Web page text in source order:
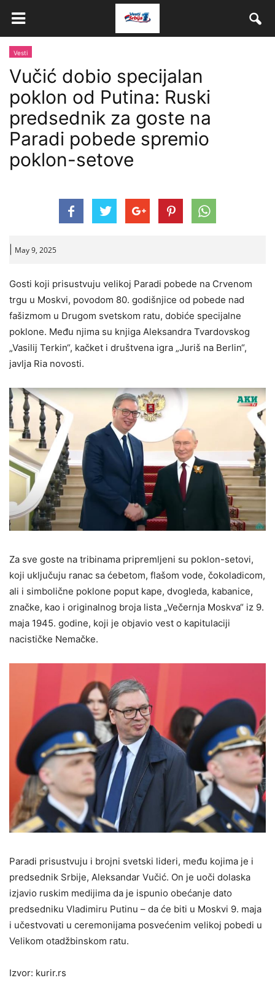
Vesti
Vučić dobio specijalan
poklon od Putina: Ruski
predsednik za goste na
Paradi pobede spremio
poklon-setove
May 9, 2025
Gosti koji prisustvuju velikoj Paradi pobede na Crvenom
trgu u Moskvi, povodom 80. godišnjice od pobede nad
fašizmom u Drugom svetskom ratu, dobiće specijalne
poklone. Među njima su knjiga Aleksandra Tvardovskog
„Vasilij Terkin“, kačket i društvena igra „Juriš na Berlin“,
javlja Ria novosti.
Za sve goste na tribinama pripremljeni su poklon-setovi,
koji uključuju ranac sa ćebetom, flašom vode, čokoladicom,
ali i simbolične poklone poput kape, dvogleda, kabanice,
značke, kao i originalnog broja lista „Večernja Moskva“ iz 9.
maja 1945. godine, koji je objavio vest o kapitulaciji
nacističke Nemačke.
Paradi prisustvuju i brojni svetski lideri, među kojima je i
predsednik Srbije, Aleksandar Vučić. On je uoči dolaska
izjavio ruskim medijima da je ispunio obećanje dato
predsedniku Vladimiru Putinu – da će biti u Moskvi 9. maja
i učestvovati u ceremonijama posvećenim velikoj pobedi u
Velikom otadžbinskom ratu.
Izvor: kurir.rs